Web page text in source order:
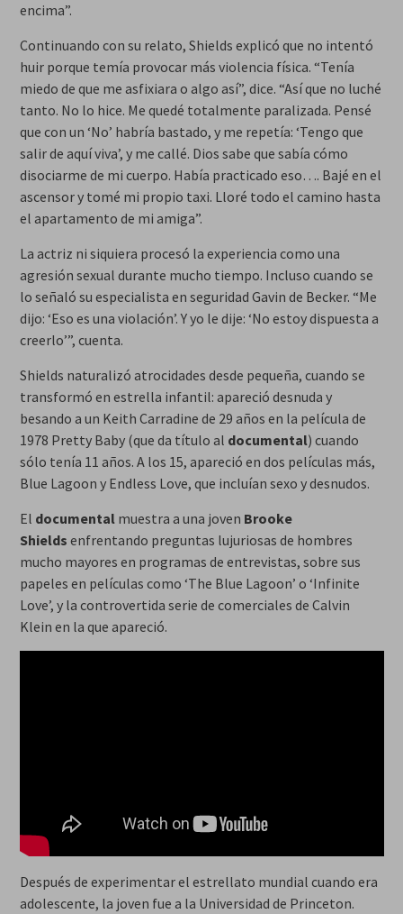
encima”.
Continuando con su relato, Shields explicó que no intentó
huir porque temía provocar más violencia física. “Tenía
miedo de que me asfixiara o algo así”, dice. “Así que no luché
tanto. No lo hice. Me quedé totalmente paralizada. Pensé
que con un ‘No’ habría bastado, y me repetía: ‘Tengo que
salir de aquí viva’, y me callé. Dios sabe que sabía cómo
disociarme de mi cuerpo. Había practicado eso…. Bajé en el
ascensor y tomé mi propio taxi. Lloré todo el camino hasta
el apartamento de mi amiga”.
La actriz ni siquiera procesó la experiencia como una
agresión sexual durante mucho tiempo. Incluso cuando se
lo señaló su especialista en seguridad Gavin de Becker. “Me
dijo: ‘Eso es una violación’. Y yo le dije: ‘No estoy dispuesta a
creerlo’”, cuenta.
Shields naturalizó atrocidades desde pequeña, cuando se
transformó en estrella infantil: apareció desnuda y
besando a un Keith Carradine de 29 años en la película de
1978 Pretty Baby (que da título al documental) cuando
sólo tenía 11 años. A los 15, apareció en dos películas más,
Blue Lagoon y Endless Love, que incluían sexo y desnudos.
El documentalmuestra a una joven Brooke
Shields enfrentando preguntas lujuriosas de hombres
mucho mayores en programas de entrevistas, sobre sus
papeles en películas como ‘The Blue Lagoon’ o ‘Infinite
Love’, y la controvertida serie de comerciales de Calvin
Klein en la que apareció.
Después de experimentar el estrellato mundial cuando era
adolescente, la joven fue a la Universidad de Princeton.